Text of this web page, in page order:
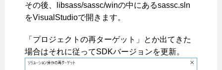
その後、libsass/sassc/winの中にあるsassc.sln
をVisualStudioで開きます。
「プロジェクトの再ターゲット」とか出てきた
場合はそれに従ってSDKバージョンを更新。